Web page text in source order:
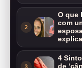
2
O que
com
explica
3
4
de